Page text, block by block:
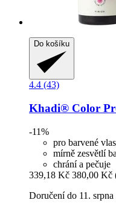
Do košíku
4.4 (43)
Khadi® Color
-11%
pro barvené
mírně zesvětlí
chrání a pečuje
339,18 Kč 380,00 Kč
Doručení do 11. srpna